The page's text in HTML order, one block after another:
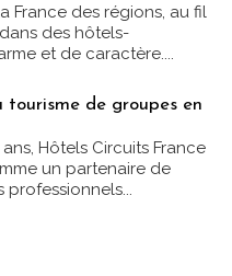
France des régions, au fil
des hôtels-
et de caractère....
de groupes en
Hôtels Circuits France
un partenaire de